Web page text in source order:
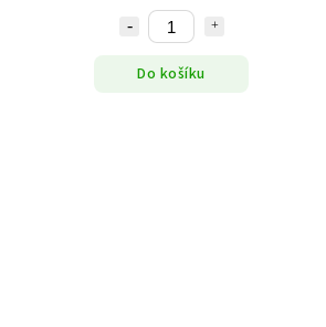
Do košíku